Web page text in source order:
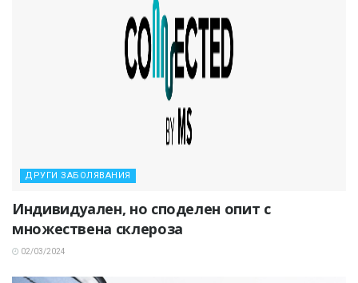
ДРУГИ ЗАБОЛЯВАНИЯ
Индивидуален, но споделен опит с
множествена склероза
02/03/2024